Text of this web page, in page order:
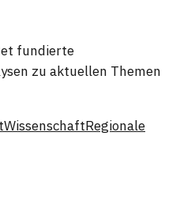
fundierte
zu aktuellen Themen
WissenschaftRegionale